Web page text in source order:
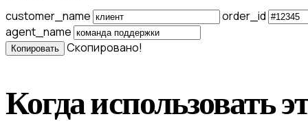
customer_name
order_id
agent_name
Копировать Скопировано!
Когда использовать